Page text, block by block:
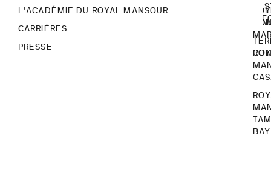
L'ACADÉMIE DU ROYAL MANSOUR
CARRIÈRES
PRESSE
BAY